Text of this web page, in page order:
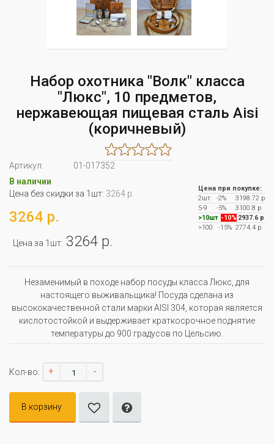
Набор охотника "Волк" класса
"Люкс", 10 предметов,
нержавеющая пищевая сталь Aisi
(коричневый)
Артикул:
01-017352
В наличии
Цена без скидки за 1шт: 3264 р.
3264 р.
Цена за 1шт: 3264 р.
Цена при покупке:
2шт
-2%
3198.72 р
5-9
-5%
3100.8 р
>10шт -10% 2937.6 р
>100
-15% 2774.4 р
Незаменимый в походе набор посуды класса Люкс, для
настоящего выживальщика! Посуда сделана из
высококачественной стали марки AISI 304, которая является
кислотостойкой и выдерживает краткосрочное поднятие
температуры до 900 градусов по Цельсию.
Кол-во: + -
В корзину